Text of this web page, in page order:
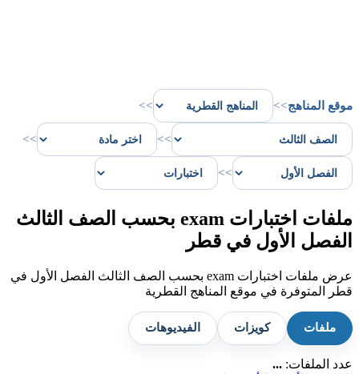
موقع المناهج>>
>>
>>
>>
>>
ملفات اختبارات exam بحسب الصف الثالث
الفصل الأول في قطر
عرض ملفات اختبارات exam بحسب الصف الثالث الفصل الأول في
قطر المتوفرة في موقع المناهج القطرية
ملفات كويزات الفيديوهات
عدد الملفات: ...